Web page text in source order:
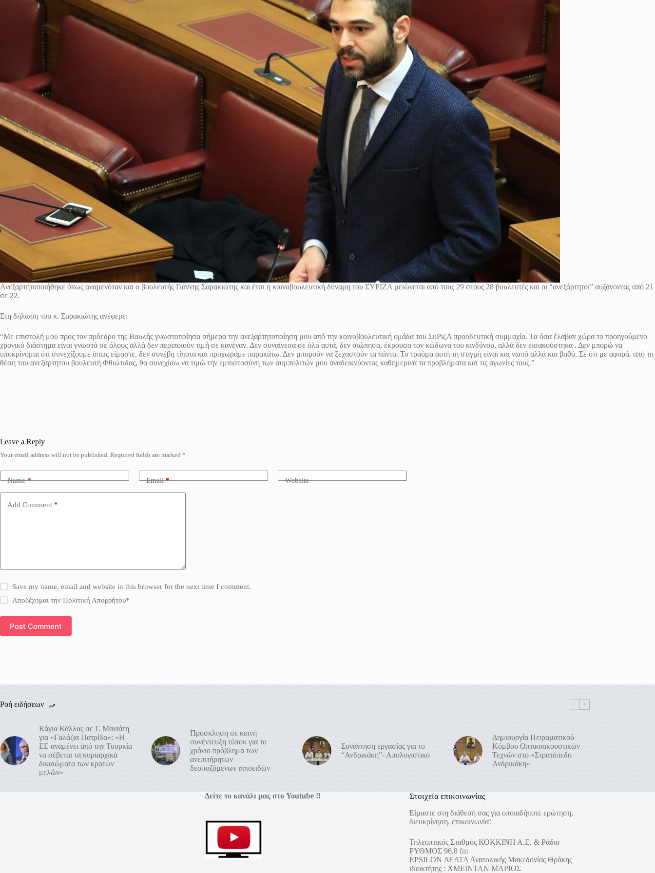
Ανεξαρτητοποιήθηκε όπως αναμενόταν και ο βουλευτής Γιάννης Σαρακιώτης και έτσι η κοινοβουλευτική δύναμη του ΣΥΡΙΖΑ μειώνεται από τους 29 στους 28 βουλευτές και οι “ανεξάρτητοι” αυξάνοντας από 21
σε 22.
Στη δήλωση του κ. Σαρακιώτης ανέφερε:
“Με επιστολή μου προς τον πρόεδρο της Βουλής γνωστοποίησα σήμερα την ανεξαρτητοποίηση μου από την κοινοβουλευτική ομάδα του ΣυΡιζΑ προοδευτική συμμαχία. Τα όσα έλαβαν χώρα το προηγούμενο
χρονικό διάστημα είναι γνωστά σε όλους αλλά δεν περιποιούν τιμή σε κανέναν. Δεν συναίνεσα σε όλα αυτά, δεν σιώπησα, έκρουσα τον κώδωνα του κινδύνου, αλλά δεν εισακούστηκα . Δεν μπορώ να
υποκρίνομαι ότι συνεχίζουμε όπως είμαστε, δεν συνέβη τίποτα και προχωράμε παρακάτω. Δεν μπορούν να ξεχαστούν τα πάντα. Το τραύμα αυτή τη στιγμή είναι και νωπό αλλά και βαθύ. Σε ότι με αφορά, από τη
θέση του ανεξάρτητου βουλευτή Φθιώτιδας, θα συνεχίσω να τιμώ την εμπιστοσύνη των συμπολιτών μου αναδεικνύοντας καθημερινά τα προβλήματα και τις αγωνίες τους.”
Leave a Reply
Your email address will not be published. Required fields are marked *
Name* Email* Website
Add Comment *
Save my name, email and website in this browser for the next time I comment.
Αποδέχομαι την Πολιτική Απορρήτου*
Post Comment
Ροή ειδήσεων
Κάγια Κάλλας σε Γ. Μανιάτη
για «Γαλάζια Πατρίδα»: «Η
ΕΕ αναμένει από την Τουρκία
να σέβεται τα κυριαρχικά
δικαιώματα των κρατών
μελών»
Πρόσκληση σε κοινή
συνέντευξη τύπου για το
χρόνιο πρόβλημα των
ανεπιτήρητων
δεσποζόμενων ιπποειδών
Συνάντηση εργασίας για το
“Ανδρικάκη”- Απολογιστικό
Δημιουργία Πειραματικού
Κόμβου Οπτικοακουστικών
Τεχνών στο «Στρατόπεδο
Ανδρικάκη»
Δείτε το κανάλι μας στο Youtube !! Στοιχεία επικοινωνίας
Είμαστε στη διάθεσή σας για οποιαδήποτε ερώτηση,
διευκρίνηση, επικοινωνία!
Τηλεοπτικός Σταθμός ΚΟΚΚΙΝΗ Α.Ε. & Ράδιο
ΡΥΘΜΟΣ 96,8 fm
EPSILON ΔΕΛΤΑ Ανατολικής Μακεδονίας Θράκης
ιδιοκτήτης : ΧΜΕΙΝΤΑΝ ΜΑΡΙΟΣ